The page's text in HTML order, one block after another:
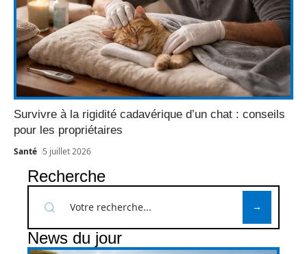
Survivre à la rigidité cadavérique d’un chat : conseils
pour les propriétaires
Santé 5 juillet 2026
Recherche
News du jour